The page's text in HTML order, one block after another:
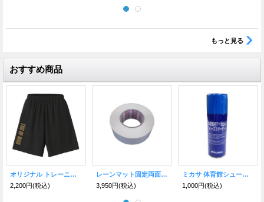
もっと見る
おすすめ商品
オリジナル トレーニングショーツ【ドライ】
2,200円(税込)
レーンマット固定両面テープ50M（1巻）
3,950円(税込)
ミカサ 体育館シューズ滑り止めクリーナー
1,000円(税込)